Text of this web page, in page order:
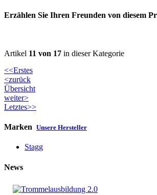
Erzählen Sie Ihren Freunden von diesem
Artikel 11 von 17 in dieser Kategorie
<<Erstes
<zurück
Übersicht
weiter>
Letztes>>
Marken Unsere Hersteller
Stagg
News